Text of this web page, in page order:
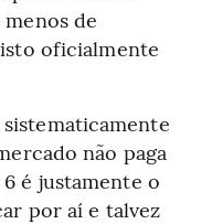
de
oficialmente
não paga
é justamente o
por aí e talvez